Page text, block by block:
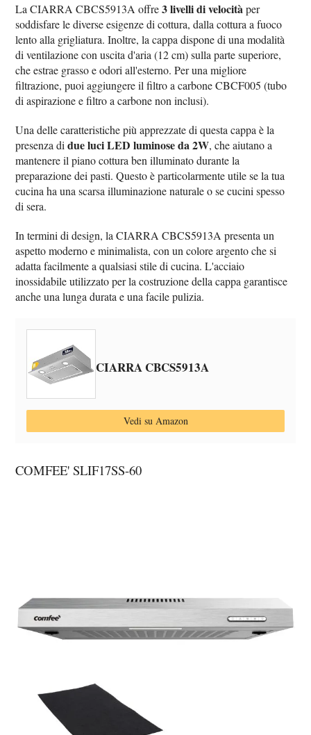
La CIARRA CBCS5913A offre3 livelli di velocitàper
soddisfare le diverse esigenze di cottura, dalla cottura a fuoco
lento alla grigliatura. Inoltre, la cappa dispone di una modalità
di ventilazione con uscita d'aria (12 cm) sulla parte superiore,
che estrae grasso e odori all'esterno. Per una migliore
filtrazione, puoi aggiungere il filtro a carbone CBCF005 (tubo
di aspirazione e filtro a carbone non inclusi).
Una delle caratteristiche più apprezzate di questa cappa è la
presenza didue luci LED luminose da 2W, che aiutano a
mantenere il piano cottura ben illuminato durante la
preparazione dei pasti. Questo è particolarmente utile se la tua
cucina ha una scarsa illuminazione naturale o se cucini spesso
di sera.
In termini di design, la CIARRA CBCS5913A presenta un
aspetto moderno e minimalista, con un colore argento che si
adatta facilmente a qualsiasi stile di cucina. L'acciaio
inossidabile utilizzato per la costruzione della cappa garantisce
anche una lunga durata e una facile pulizia.
CIARRA CBCS5913A
Vedi su Amazon
COMFEE' SLIF17SS-60